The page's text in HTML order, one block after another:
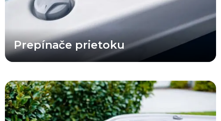
Prepínače prietoku
Vodný prvok vo vírivkách X Series® ponúka farebne zladené
dizajnové prvky, podsvietenie, integráciu do skeletu vírivky a
prakticky umiestnený ventil na zapnutie, vypnutie a reguláciu
prietoku vody.